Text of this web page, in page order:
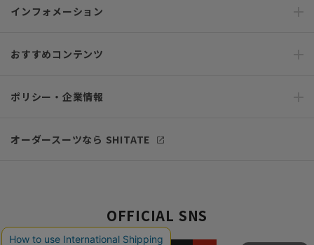
インフォメーション
おすすめコンテンツ
ポリシー・企業情報
オーダースーツなら SHITATE
OFFICIAL SNS